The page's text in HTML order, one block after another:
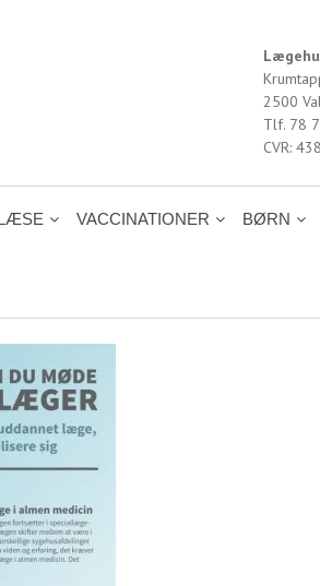
2500
Tlf. 78
CVR:
VACCINATIONER BØRN